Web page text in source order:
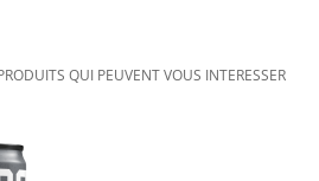
QUI PEUVENT VOUS INTERESSER